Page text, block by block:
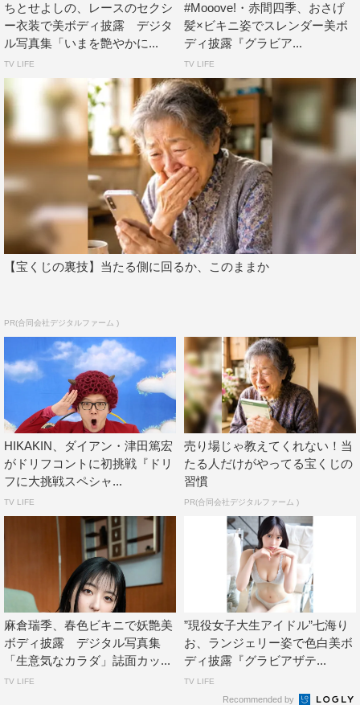
ちとせよしの、レースのセクシ
ー衣装で美ボディ披露 デジタ
ル写真集「いまを艶やかに...
TV LIFE
#Mooove!・赤間四季、おさげ
髪×ビキニ姿でスレンダー美ボ
ディ披露『グラビア...
TV LIFE
【宝くじの裏技】当たる側に回るか、このままか
PR(合同会社デジタルファーム )
HIKAKIN、ダイアン・津田篤宏
がドリフコントに初挑戦『ドリ
フに大挑戦スペシャ...
TV LIFE
売り場じゃ教えてくれない！当
たる人だけがやってる宝くじの
習慣
PR(合同会社デジタルファーム )
麻倉瑞季、春色ビキニで妖艶美
ボディ披露 デジタル写真集
「生意気なカラダ」誌面カッ...
TV LIFE
”現役女子大生アイドル”七海り
お、ランジェリー姿で色白美ボ
ディ披露『グラビアザテ...
TV LIFE
Recommended by